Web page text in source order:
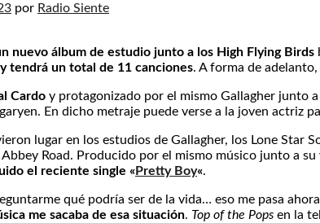
por Radio Siente
nuevo álbum de estudio junto a los High Flying Birds
y tendrá un total de 11 canciones. A forma de
Cardo y protagonizado por el mismo Gallagher junto
En dicho metraje puede verse a la joven
lugar en los estudios de Gallagher, los Lone Star
Road. Producido por el mismo músico junto a
el reciente single «Pretty Boy«.
qué podría ser de la vida… eso me pasa
me sacaba de esa situación. Top of the Pops en la